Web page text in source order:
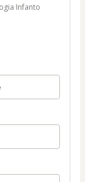
Infanto